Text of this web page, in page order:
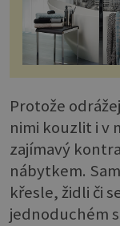
Protože
nimi kouzlit i v
zajímavý
nábytkem.
křesle, židli či
jednoduchém